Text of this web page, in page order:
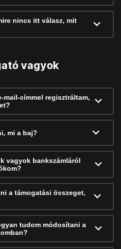
nincs itt válasz, mit
vagyok
mail-címmel regisztráltam,
mi a baj?
vagyok bankszámláról
a támogatási összeget,
tudom módosítani a